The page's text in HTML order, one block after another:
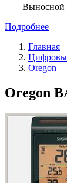
Выносной
Подробнее
Главная
Oregon
Oregon